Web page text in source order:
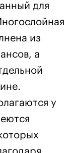
для
из
а
у